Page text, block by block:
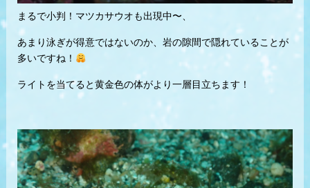
まるで小判！マツカサウオも出現中〜、
あまり泳ぎが得意ではないのか、岩の隙間で隠れていることが
多いですね！
ライトを当てると黄金色の体がより一層目立ちます！